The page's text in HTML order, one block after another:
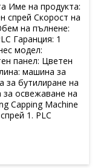
Име на продукта:
спрей Скорост на
на пълнене:
Гаранция: 1
модел:
панел: Цветен
машина за
бутилиране на
освежаване на
Capping Machine
1. PLC